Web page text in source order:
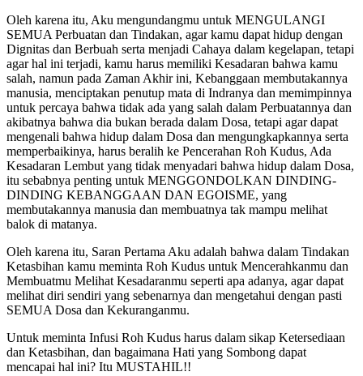
Oleh karena itu, Aku mengundangmu untuk MENGULANGI
SEMUA Perbuatan dan Tindakan, agar kamu dapat hidup dengan
Dignitas dan Berbuah serta menjadi Cahaya dalam kegelapan, tetapi
agar hal ini terjadi, kamu harus memiliki Kesadaran bahwa kamu
salah, namun pada Zaman Akhir ini, Kebanggaan membutakannya
manusia, menciptakan penutup mata di Indranya dan memimpinnya
untuk percaya bahwa tidak ada yang salah dalam Perbuatannya dan
akibatnya bahwa dia bukan berada dalam Dosa, tetapi agar dapat
mengenali bahwa hidup dalam Dosa dan mengungkapkannya serta
memperbaikinya, harus beralih ke Pencerahan Roh Kudus, Ada
Kesadaran Lembut yang tidak menyadari bahwa hidup dalam Dosa,
itu sebabnya penting untuk MENGGONDOLKAN DINDING-
DINDING KEBANGGAAN DAN EGOISME, yang
membutakannya manusia dan membuatnya tak mampu melihat
balok di matanya.
Oleh karena itu, Saran Pertama Aku adalah bahwa dalam Tindakan
Ketasbihan kamu meminta Roh Kudus untuk Mencerahkanmu dan
Membuatmu Melihat Kesadaranmu seperti apa adanya, agar dapat
melihat diri sendiri yang sebenarnya dan mengetahui dengan pasti
SEMUA Dosa dan Kekuranganmu.
Untuk meminta Infusi Roh Kudus harus dalam sikap Ketersediaan
dan Ketasbihan, dan bagaimana Hati yang Sombong dapat
mencapai hal ini? Itu MUSTAHIL!!